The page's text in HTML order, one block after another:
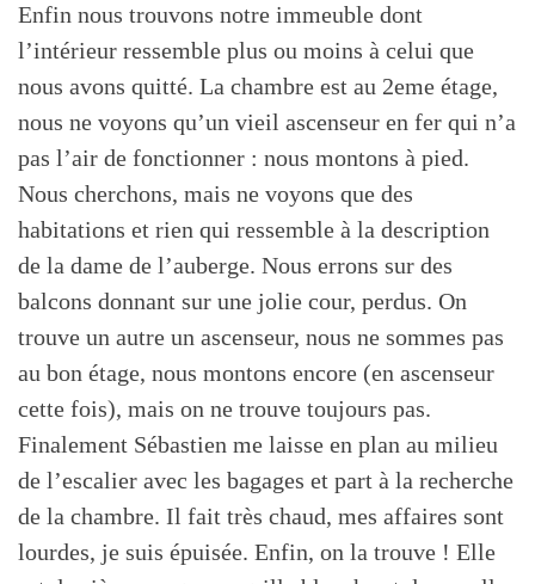
Enfin nous trouvons notre immeuble dont
l’intérieur ressemble plus ou moins à celui que
nous avons quitté. La chambre est au 2eme étage,
nous ne voyons qu’un vieil ascenseur en fer qui n’a
pas l’air de fonctionner : nous montons à pied.
Nous cherchons, mais ne voyons que des
habitations et rien qui ressemble à la description
de la dame de l’auberge. Nous errons sur des
balcons donnant sur une jolie cour, perdus. On
trouve un autre un ascenseur, nous ne sommes pas
au bon étage, nous montons encore (en ascenseur
cette fois), mais on ne trouve toujours pas.
Finalement Sébastien me laisse en plan au milieu
de l’escalier avec les bagages et part à la recherche
de la chambre. Il fait très chaud, mes affaires sont
lourdes, je suis épuisée. Enfin, on la trouve ! Elle